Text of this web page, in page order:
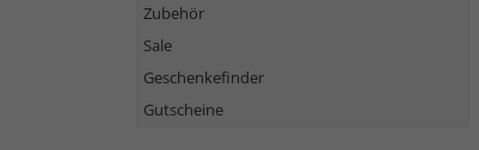
Zubehör
Sale
Geschenkefinder
Gutscheine